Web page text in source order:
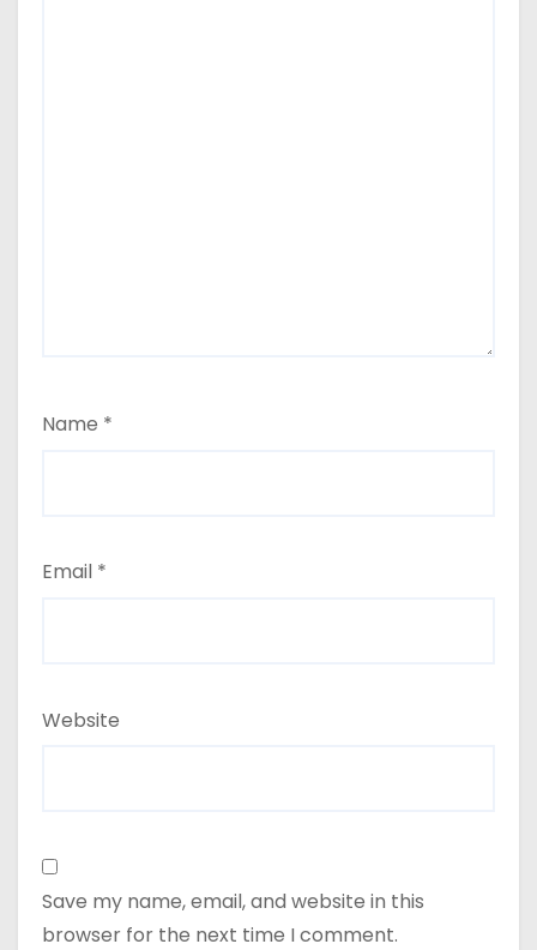
Name *
Email *
Website
Save my name, email, and website in this
browser for the next time I comment.